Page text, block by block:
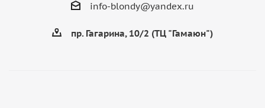
info-blondy@yandex.ru
пр. Гагарина, 10/2 (ТЦ "Гамаюн")